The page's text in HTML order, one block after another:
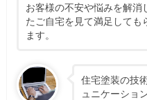
お客様の不安や悩みを解消
たご自宅を見て満足しても
ます。
住宅塗装の技
ュニケーショ